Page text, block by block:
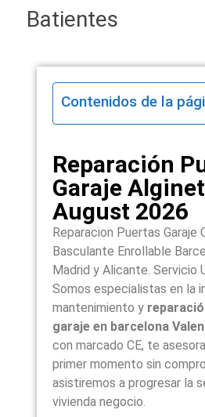
Batientes
Contenidos de la
Reparación
Garaje
August 2026
Reparacion Puertas Garaje
Basculante Enrollable
Madrid y Alicante. Servicio
Somos especialistas en la
mantenimiento y
garaje en barcelona
con marcado CE, te
primer momento sin
asistiremos a progresar la
vivienda negocio.